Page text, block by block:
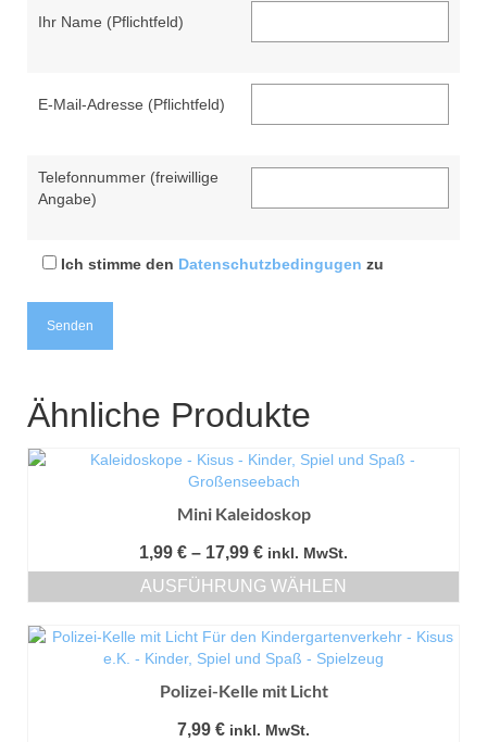
Ihr Name (Pflichtfeld)
E-Mail-Adresse (Pflichtfeld)
Telefonnummer (freiwillige
Angabe)
Ich stimme den Datenschutzbedingugen zu
Ähnliche Produkte
Mini Kaleidoskop
1,99 € – 17,99 €Preisspanne:
1,99 €
bis
inkl. MwSt.
AUSFÜHRUNG WÄHLEN
Produkt
weist
Varianten
Polizei-Kelle mit Licht
7,99 € inkl. MwSt.